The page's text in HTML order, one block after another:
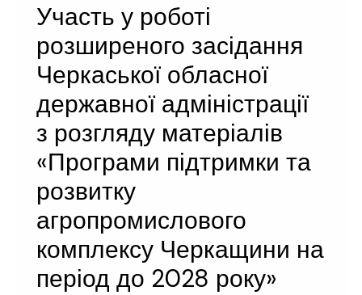
Участь у роботі
розширеного засідання
Черкаської обласної
державної адміністрації
з розгляду матеріалів
«Програми підтримки та
розвитку
агропромислового
комплексу Черкащини на
період до 2028 року»